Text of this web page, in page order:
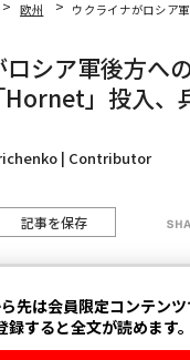
欧州
ウクライナがロシア
ロシア軍後方へ
Hornet」投入、
| Contributor
記事を保存